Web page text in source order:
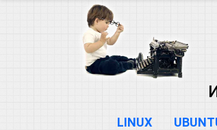
LINUX